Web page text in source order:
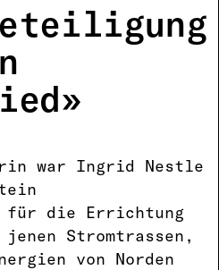
war Ingrid Nestle
für die Errichtung
Stromtrassen,
von Norden